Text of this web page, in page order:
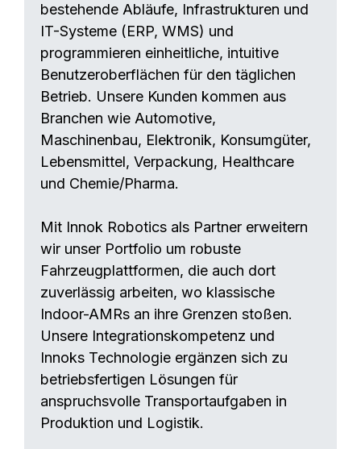
bestehende Abläufe, Infrastrukturen und
IT-Systeme (ERP, WMS) und
programmieren einheitliche, intuitive
Benutzeroberflächen für den täglichen
Betrieb. Unsere Kunden kommen aus
Branchen wie Automotive,
Maschinenbau, Elektronik, Konsumgüter,
Lebensmittel, Verpackung, Healthcare
und Chemie/Pharma.
Mit Innok Robotics als Partner erweitern
wir unser Portfolio um robuste
Fahrzeugplattformen, die auch dort
zuverlässig arbeiten, wo klassische
Indoor-AMRs an ihre Grenzen stoßen.
Unsere Integrationskompetenz und
Innoks Technologie ergänzen sich zu
betriebsfertigen Lösungen für
anspruchsvolle Transportaufgaben in
Produktion und Logistik.